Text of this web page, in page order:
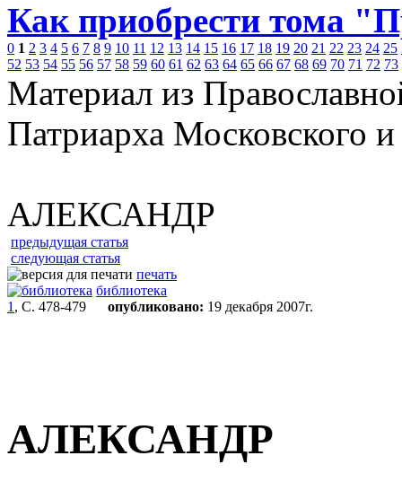
Как приобрести тома
0 1 2 3 4 5 6 7 8 9 10 11 12 13 14 15 16 17 18 19 20 21 22 23 24 25
52 53 54 55 56 57 58 59 60 61 62 63 64 65 66 67 68 69 70 71 72 73
Материал из
Патриарха Московского
АЛЕКСАНДР
предыдущая статья
следующая статья
печать
библиотека
1 , С. 478-479 опубликовано: 19 декабря 2007г.
АЛЕКСАНДР